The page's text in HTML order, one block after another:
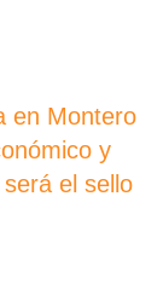
en Montero
y
el sello